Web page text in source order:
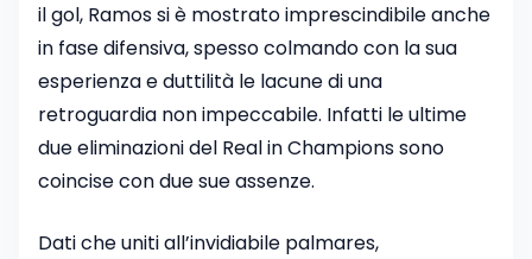
il gol, Ramos si è mostrato imprescindibile anche
in fase difensiva, spesso colmando con la sua
esperienza e duttilità le lacune di una
retroguardia non impeccabile. Infatti le ultime
due eliminazioni del Real in Champions sono
coincise con due sue assenze.
Dati che uniti all’invidiabile palmares,